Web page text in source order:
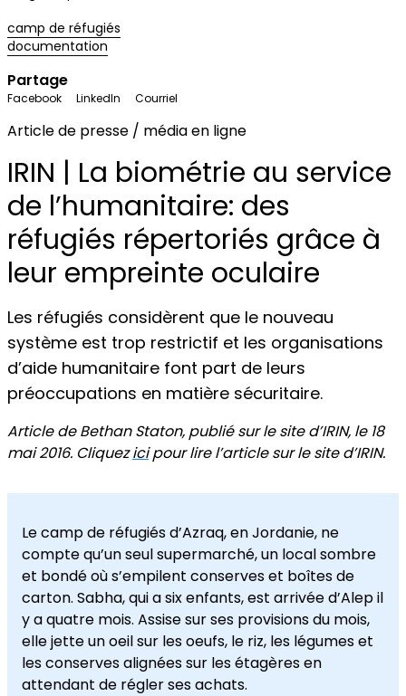
camp de réfugiés
documentation
Partage
Facebook LinkedIn Courriel
Article de presse / média en ligne
IRIN | La biométrie au service
de l’humanitaire: des
réfugiés répertoriés grâce à
leur empreinte oculaire
Les réfugiés considèrent que le nouveau
système est trop restrictif et les organisations
d’aide humanitaire font part de leurs
préoccupations en matière sécuritaire.
Article de Bethan Staton, publié sur le site d’IRIN, le 18
mai 2016. Cliquezicipour lire l’article sur le site d’IRIN.
Le camp de réfugiés d’Azraq, en Jordanie, ne
compte qu’un seul supermarché, un local sombre
et bondé où s’empilent conserves et boîtes de
carton. Sabha, qui a six enfants, est arrivée d’Alep il
y a quatre mois. Assise sur ses provisions du mois,
elle jette un oeil sur les oeufs, le riz, les légumes et
les conserves alignées sur les étagères en
attendant de régler ses achats.